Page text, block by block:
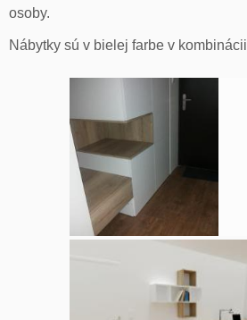
osoby.
Nábytky sú v bielej farbe v